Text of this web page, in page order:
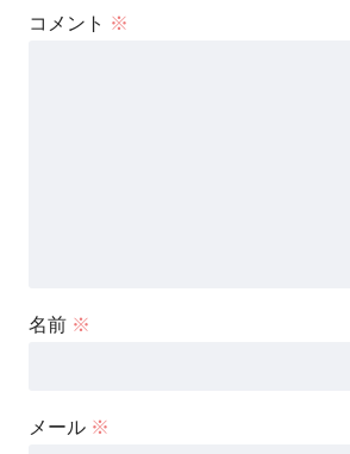
コメント ※
名前 ※
メール ※